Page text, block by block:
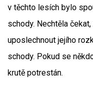
v těchto lesích bylo
schody. Nechtěla
uposlechnout jejího
schody. Pokud se
krutě potrestán.